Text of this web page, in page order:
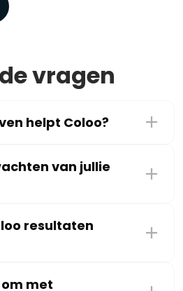
vragen
helpt Coloo?
van jullie
resultaten
met